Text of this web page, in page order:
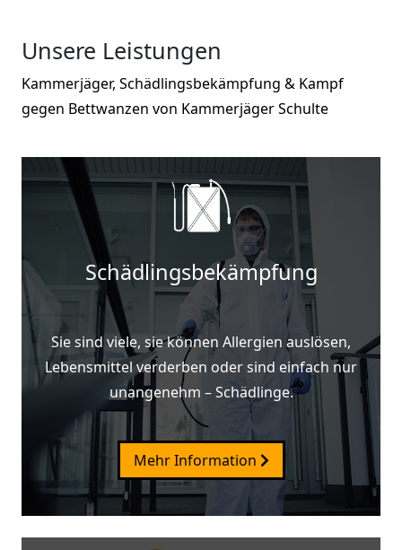
Unsere Leistungen
Kammerjäger, Schädlingsbekämpfung & Kampf
gegen Bettwanzen von Kammerjäger Schulte
Schädlingsbekämpfung
Sie sind viele, sie können Allergien auslösen,
Lebensmittel verderben oder sind einfach nur
unangenehm – Schädlinge.
Mehr Information